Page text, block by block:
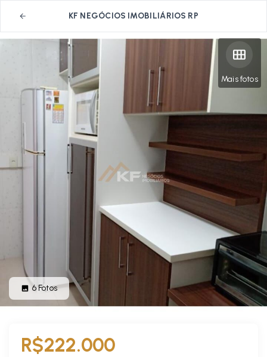
KF NEGÓCIOS IMOBILIÁRIOS RP
Mais fotos
6Fotos
R$222.000